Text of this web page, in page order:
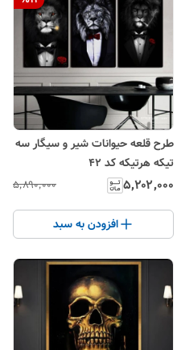
طرح قلعه حیوانات شیر و سیگار سه
تیکه هرتیکه کد ۴۲
۵٬۲۰۲٬۰۰۰ ۵٬۸۹۰٬۰۰۰
افزودن به سبد